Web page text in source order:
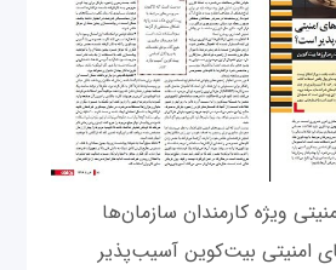
ویژه کارمندان سازمان‌ها
امنیتی بیت‌کوین آسیب‌پذیر